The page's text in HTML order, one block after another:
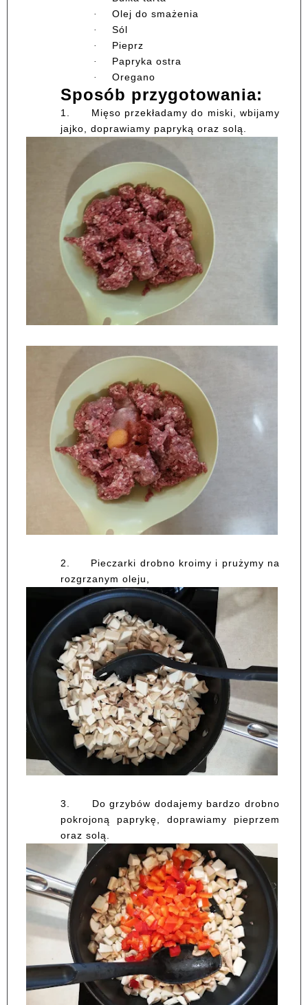
· Olej do smażenia
· Sól
· Pieprz
· Papryka ostra
· Oregano
Sposób przygotowania:
1.
Mięso przekładamy do miski, wbijamy
jajko, doprawiamy papryką oraz solą.
2.
Pieczarki drobno kroimy i prużymy na
rozgrzanym oleju,
3.
Do grzybów dodajemy bardzo drobno
pokrojoną paprykę, doprawiamy pieprzem
oraz solą.